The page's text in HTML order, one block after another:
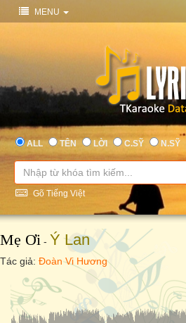
MENU
ALL TÊN LỜI C.SỸ N.SỸ
Gõ Tiếng Việt
Mẹ Ơi - Ý Lan
Tác giả: Đoàn Vi Hương